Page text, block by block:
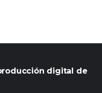
digital de